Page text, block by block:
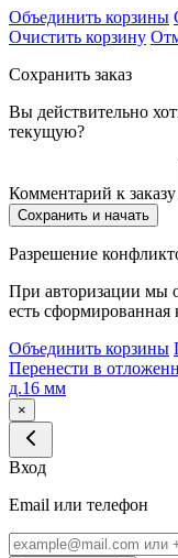
Объединить корзины
Очистить корзину
Сохранить заказ
Вы действительно
текущую?
Комментарий к заказу
Сохранить и начать
Разрешение
При авторизации мы
есть сформированная
Объединить корзины
Перенести в
д.16 мм
×
Вход
Email или телефон